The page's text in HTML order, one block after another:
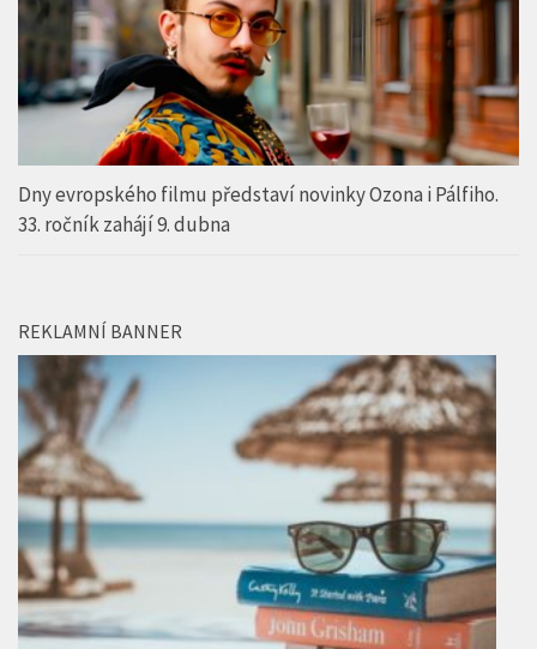
Dny evropského filmu představí novinky Ozona i Pálfiho.
33. ročník zahájí 9. dubna
REKLAMNÍ BANNER